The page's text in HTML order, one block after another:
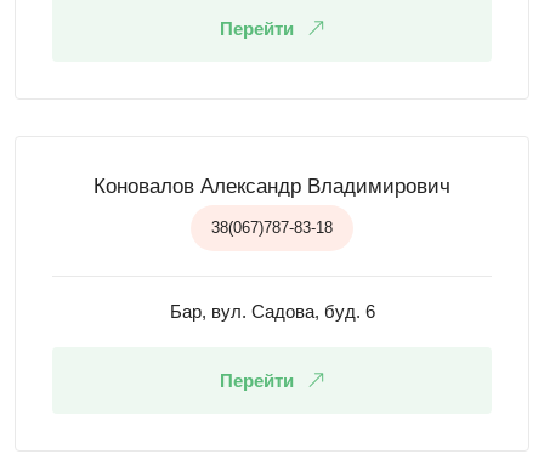
Перейти
Коновалов Александр Владимирович
38(067)787-83-18
Бар, вул. Садова, буд. 6
Перейти